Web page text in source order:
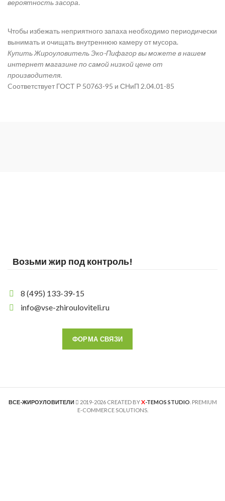
вероятность засора.
Чтобы избежать неприятного запаха необходимо периодически
вынимать и очищать внутреннюю камеру от мусора.
Купить Жироуловитель Эко-Пифагор вы можете в нашем
интернет магазине по самой низкой цене от
производителя.
Cоответствует ГОСТ Р 50763-95 и СНиП 2.04.01-85
Возьми жир под контроль!
8 (495) 133-39-15
info@vse-zhirouloviteli.ru
ФОРМА СВЯЗИ
ВСЕ-ЖИРОУЛОВИТЕЛИ 2019-2026 CREATED BYX-TEMOS STUDIO . PREMIUM
E-COMMERCE SOLUTIONS.